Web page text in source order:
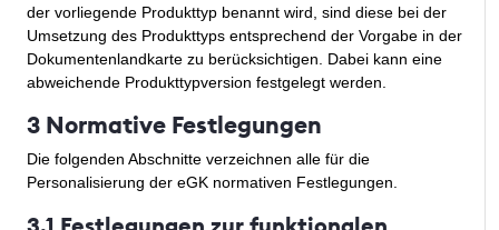
der vorliegende Produkttyp benannt wird, sind diese bei der
Umsetzung des Produkttyps entsprechend der Vorgabe in der
Dokumentenlandkarte zu berücksichtigen. Dabei kann eine
abweichende Produkttypversion festgelegt werden.
3 Normative Festlegungen
Die folgenden Abschnitte verzeichnen alle für die
Personalisierung der eGK normativen Festlegungen.